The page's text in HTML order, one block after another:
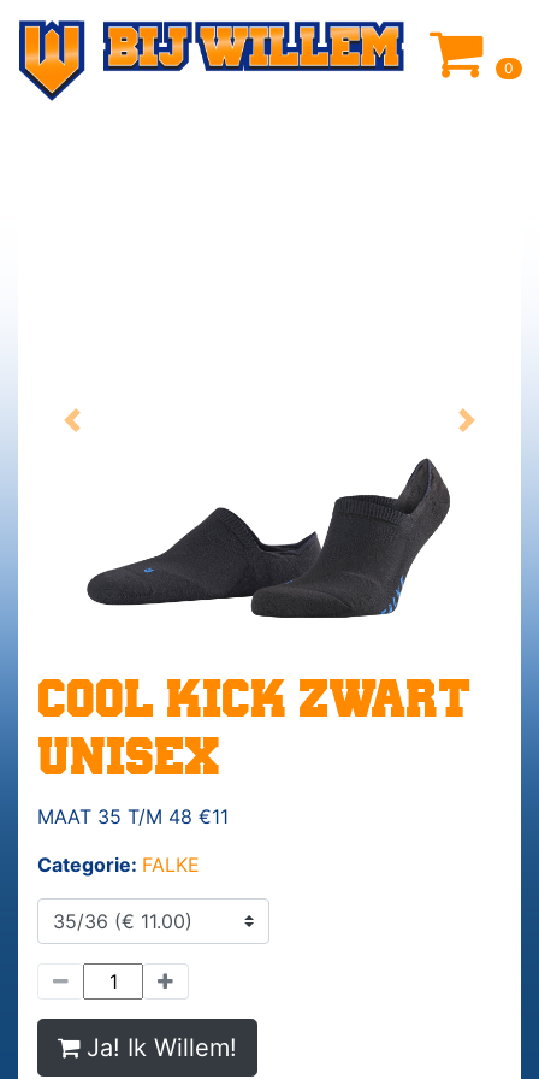
0
Previous Next
COOL KICK ZWART
UNISEX
MAAT 35 T/M 48 €11
Categorie: FALKE
Ja! Ik Willem!